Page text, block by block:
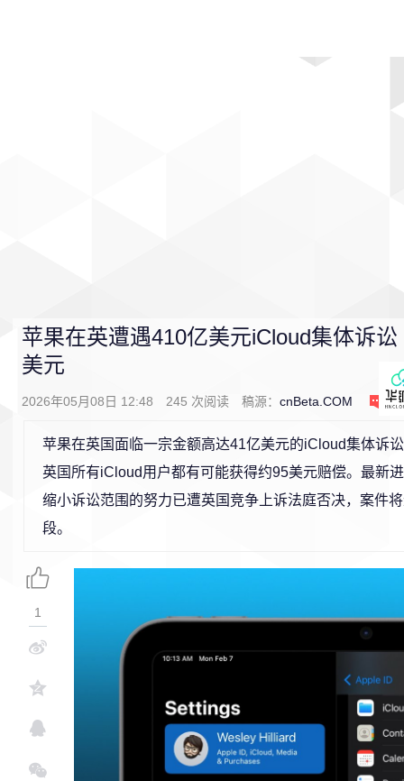
苹果在英遭遇410亿美元iCloud集体诉
美元
2026年05月08日 12:48 245 次阅读 稿源： cnBeta.COM 0
苹果在英国面临一宗金额高达41亿美元的iCloud集体诉
英国所有iCloud用户都有可能获得约95美元赔偿。最新
缩小诉讼范围的努力已遭英国竞争上诉法庭否决，案件
段。
1